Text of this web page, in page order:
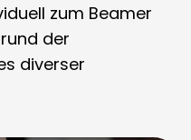
zum Beamer
der
diverser